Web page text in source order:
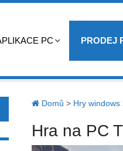
PC PRODEJ
Domů > Hry windows
Hra na PC